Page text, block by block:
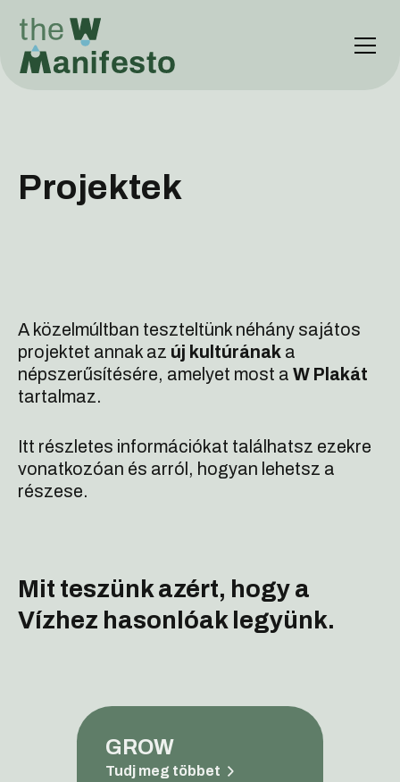
Projektek
A közelmúltban teszteltünk néhány sajátos
projektet annak az új kultúránaka
népszerűsítésére, amelyet most aW Plakát
tartalmaz.
Itt részletes információkat találhatsz ezekre
vonatkozóan és arról, hogyan lehetsz a
részese.
GROW
Tudj meg többet
Mit teszünk azért, hogy a
Vízhez hasonlóak legyünk.